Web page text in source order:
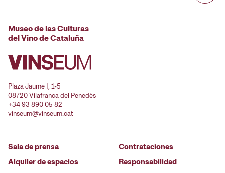
Museo de las Culturas
del Vino de Cataluña
Plaza Jaume I, 1-5
08720 Vilafranca del Penedès
+34 93 890 05 82
vinseum@vinseum.cat
Sala de prensa
Alquiler de espacios
Contrataciones
Responsabilidad